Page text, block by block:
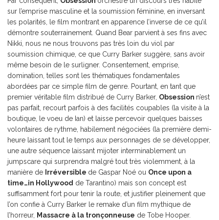
sur l’emprise masculine et la soumission féminine, en inversant
les polarités, le film montrant en apparence l’inverse de ce qu’il
démontre souterrainement. Quand Bear parvient à ses fins avec
Nikki, nous ne nous trouvons pas très loin du viol par
soumission chimique, ce que Curry Barker suggère, sans avoir
même besoin de le surligner. Consentement, emprise,
domination, telles sont les thématiques fondamentales
abordées par ce simple film de genre. Pourtant, en tant que
premier véritable film distribué de Curry Barker, Obsession n’est
pas parfait, recourt parfois à des facilités coupables (la visite à la
boutique, le voeu de Ian) et laisse percevoir quelques baisses
volontaires de rythme, habilement négociées (la première demi-
heure laissant tout le temps aux personnages de se développer,
une autre séquence laissant mijoter interminablement un
jumpscare qui surprendra malgré tout très violemment, à la
manière de Irréversible de Gaspar Noé ou Once upon a
time…in Hollywood de Tarantino) mais son concept est
suffisamment fort pour tenir la route, et justifier pleinement que
l’on confie à Curry Barker le remake d’un film mythique de
l’horreur, Massacre à la tronçonneuse de Tobe Hooper.